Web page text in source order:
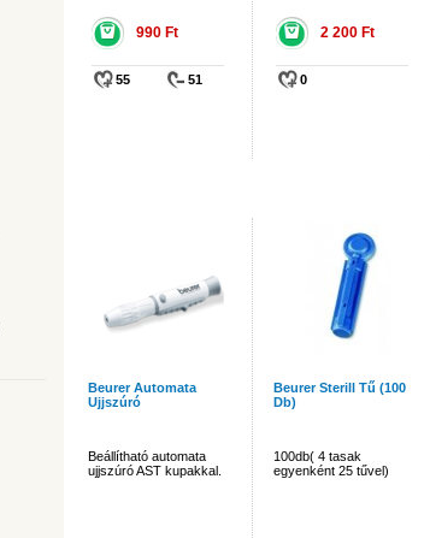
990 Ft
55 51
2 200 Ft
0
Beurer Automata
Ujjszúró
Beállítható automata
ujjszúró AST kupakkal.
Beurer Sterill Tű (100
Db)
100db( 4 tasak
egyenként 25 tűvel)